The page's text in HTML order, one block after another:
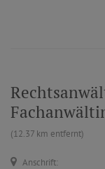
(12.37 km entfernt)
Anschrift: